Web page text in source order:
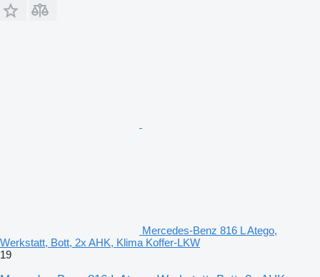
Mercedes-Benz 816 L Atego,
Werkstatt, Bott, 2x AHK, Klima Koffer-LKW
19